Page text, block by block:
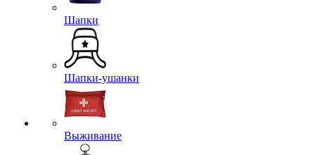
Шапки
Шапки-ушанки
Выживание